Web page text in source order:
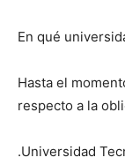
En qué
Hasta el
respecto a la
.Universidad